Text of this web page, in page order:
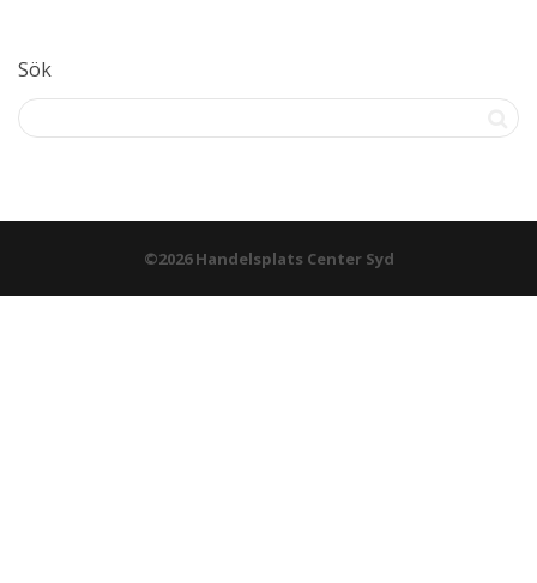
Sök
©2026 Handelsplats Center Syd